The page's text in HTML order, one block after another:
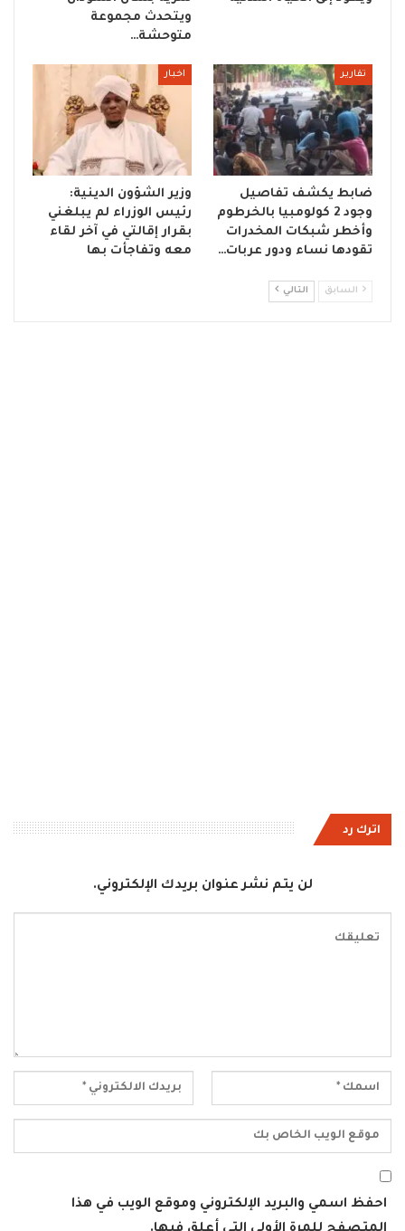
ويتحدث مجموعة
متوحشة…
تقارير
ضابط يكشف تفاصيل
وجود 2 كولومبيا بالخرطوم
وأخطر شبكات المخدرات
تقودها نساء ودور عربات…
اخبار
وزير الشؤون الدينية:
رئيس الوزراء لم يبلغني
بقرار إقالتي في آخر لقاء
معه وتفاجأت بها
السابق التالي
اترك رد
لن يتم نشر عنوان بريدك الإلكتروني.
احفظ اسمي والبريد الإلكتروني وموقع الويب في هذا